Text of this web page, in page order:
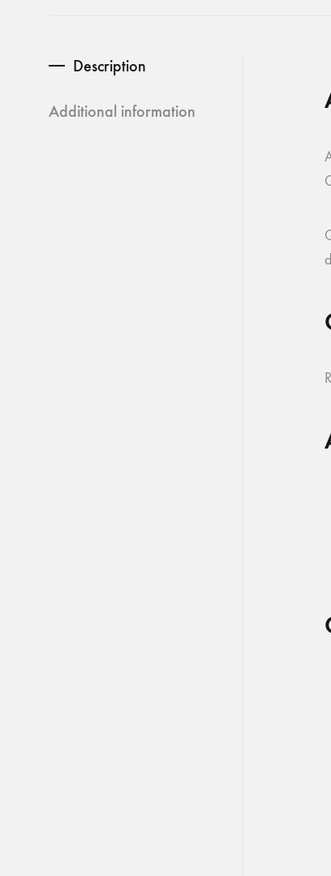
Description
Additional information